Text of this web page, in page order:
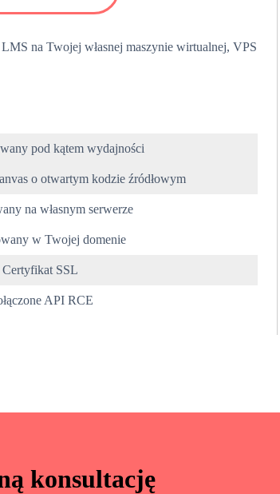
na Twojej własnej maszynie wirtualnej, VPS
pod kątem wydajności
o otwartym kodzie źródłowym
na własnym serwerze
w Twojej domenie
Certyfikat SSL
API RCE
konsultację